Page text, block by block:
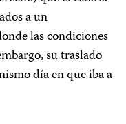
a un
las condiciones
su traslado
día en que iba a